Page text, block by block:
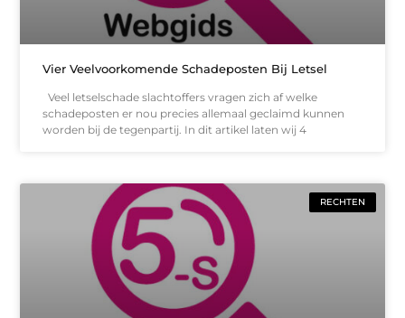
Vier Veelvoorkomende Schadeposten Bij Letsel
Veel letselschade slachtoffers vragen zich af welke
schadeposten er nou precies allemaal geclaimd kunnen
worden bij de tegenpartij. In dit artikel laten wij 4
RECHTEN